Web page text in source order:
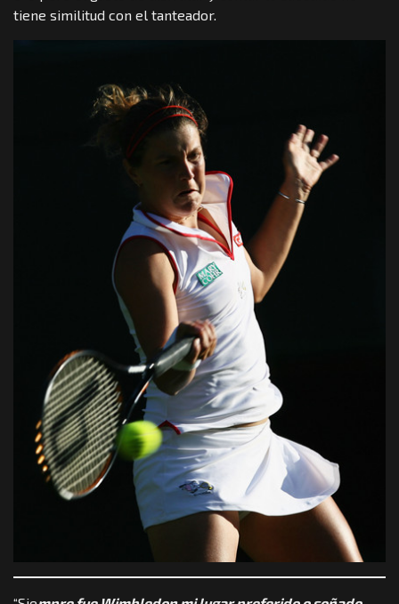
tiene similitud con el tanteador.